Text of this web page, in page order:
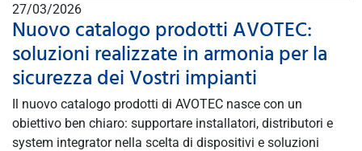
27/03/2026
Nuovo catalogo prodotti AVOTEC:
soluzioni realizzate in armonia per la
sicurezza dei Vostri impianti
Il nuovo catalogo prodotti di AVOTEC nasce con un
obiettivo ben chiaro: supportare installatori, distributori e
system integrator nella scelta di dispositivi e soluzioni